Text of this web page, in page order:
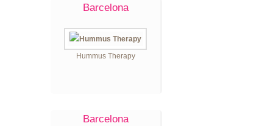
Barcelona
Hummus Therapy
Barcelona